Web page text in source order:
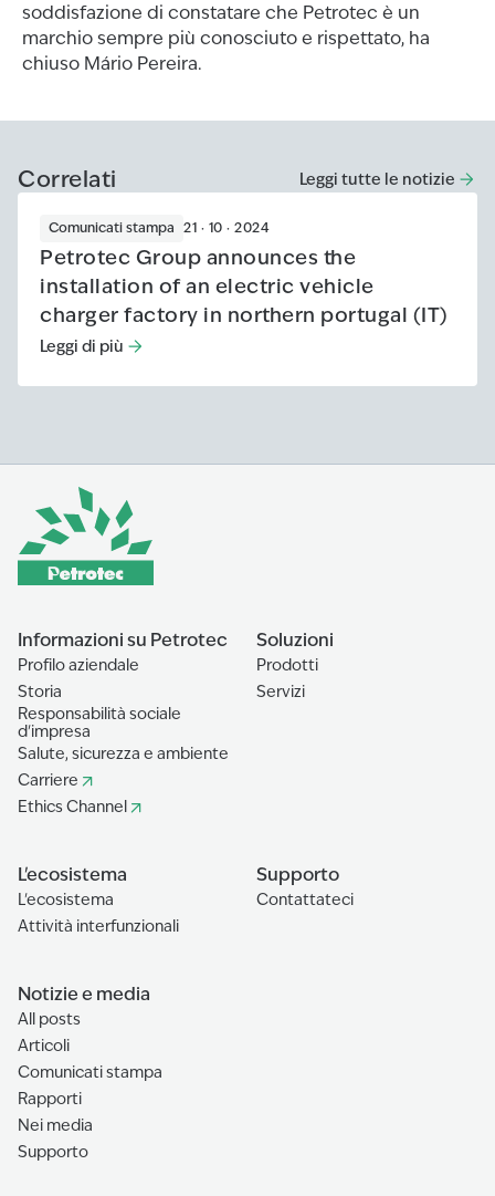
soddisfazione di constatare che Petrotec è un
marchio sempre più conosciuto e rispettato, ha
chiuso Mário Pereira.
Correlati Leggi tutte le notizie
Comunicati stampa 21 · 10 · 2024
Petrotec Group announces the
installation of an electric vehicle
charger factory in northern portugal (IT)
Leggi di più
Leggi di più :Petrotec Group announces the installation of
Informazioni su Petrotec
Profilo aziendale
Storia
Responsabilità sociale
d'impresa
Salute, sicurezza e ambiente
Carriere
Ethics Channel
Soluzioni
Prodotti
Servizi
L'ecosistema
L'ecosistema
Attività interfunzionali
Supporto
Contattateci
Notizie e media
All posts
Articoli
Comunicati stampa
Rapporti
Nei media
Supporto